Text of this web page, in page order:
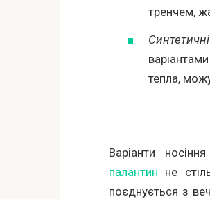
тренчем,
тепла,
Варіанти
палантин не
поєднується з